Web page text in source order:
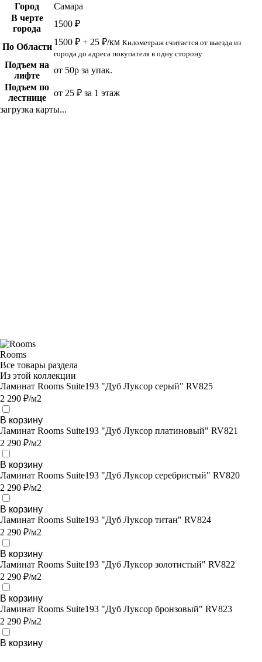
Город
Самара
В черте
города
1500 ₽
По Области 1500 ₽ + 25 ₽/км Километраж считается от выезда из
города до адреса покупателя в одну сторону
Подъем на
лифте
от 50р за упак.
Подъем по
лестнице
от 25 ₽ за 1 этаж
загрузка карты...
Rooms
Все товары раздела
Из этой коллекции
Ламинат Rooms Suite193 "Дуб Луксор серый" RV825
2 290 ₽/м2
В корзину
Ламинат Rooms Suite193 "Дуб Луксор платиновый" RV821
2 290 ₽/м2
В корзину
Ламинат Rooms Suite193 "Дуб Луксор серебристый" RV820
2 290 ₽/м2
В корзину
Ламинат Rooms Suite193 "Дуб Луксор титан" RV824
2 290 ₽/м2
В корзину
Ламинат Rooms Suite193 "Дуб Луксор золотистый" RV822
2 290 ₽/м2
В корзину
Ламинат Rooms Suite193 "Дуб Луксор бронзовый" RV823
2 290 ₽/м2
В корзину